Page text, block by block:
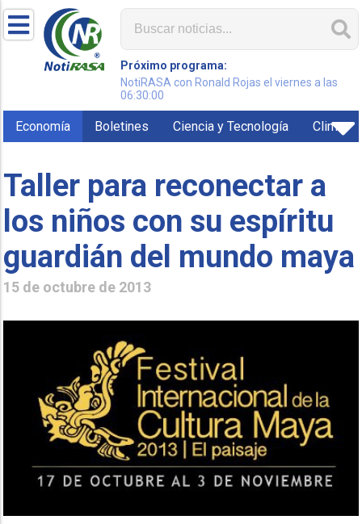
Próximo programa:
NotiRASA con Ronald Rojas el viernes a las
06:30:00
Economía Boletines Ciencia y Tecnología Clima
Taller para reconectar a
los niños con su espíritu
guardián del mundo maya
15 de octubre de 2013